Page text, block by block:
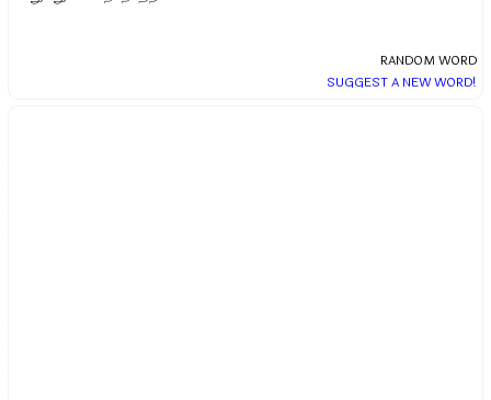
RANDOM WORD
SUGGEST A NEW WORD!